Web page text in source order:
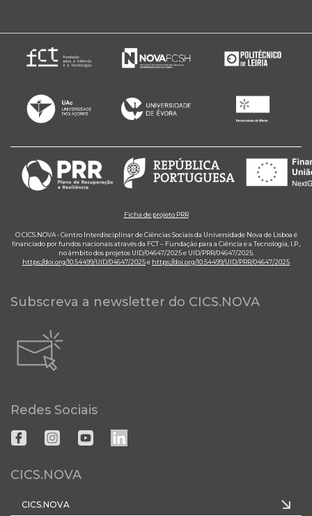
Ficha de projeto PRR
O CICS.NOVA - Centro Interdisciplinar de Ciências Sociais da Universidade Nova de Lisboa é
financiado por fundos nacionais através da FCT – Fundação para a Ciência e a Tecnologia, I.P.,
no âmbito dos projetos UID/04647/2025 e UID/PRR/04647/2025.
https://doi.org/10.54499/UID/04647/2025e https://doi.org/10.54499/UID/PRR/04647/2025
Subscreva a newsletter do CICS.NOVA
Redes Sociais
CICS.NOVA
CICS.NOVA